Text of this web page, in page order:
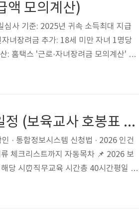
액 모의계산)
사 기준: 2025년 귀속 소득최대 지급
녀장려금 추가: 18세 미만 자녀 1명당
: 홈택스 '근로·자녀장려금 모의계산' 메
& 지급일구분신청 기간지급 시기지급
2026년 보수직무교육 신청 및 일정 (보육교사 호봉표 확인)
· 통합정보시스템 신청법 · 2026 인건
체크리스트까지 자동목차 📌 2026 보
당 시⏰직무교육 시간총 40시간평일 5
인건비 인상3.5%9년 만의 최대 인상폭